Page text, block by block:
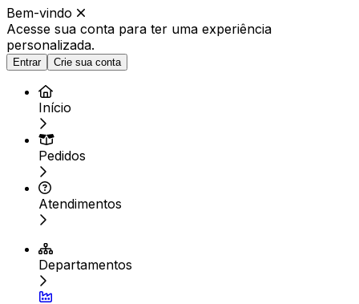
Bem-vindo
Acesse sua conta para ter uma experiência
personalizada.
Entrar Crie sua conta
Início
Pedidos
Atendimentos
Departamentos